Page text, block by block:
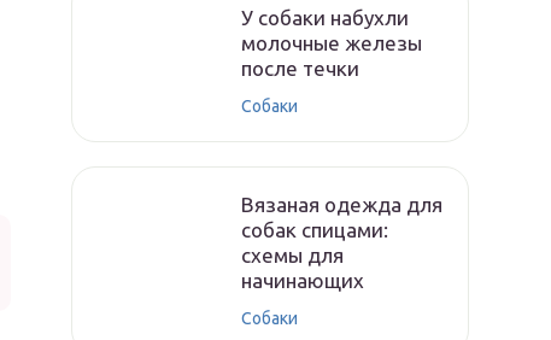
У собаки набухли
молочные железы
после течки
Собаки
Вязаная одежда для
собак спицами:
схемы для
начинающих
Собаки